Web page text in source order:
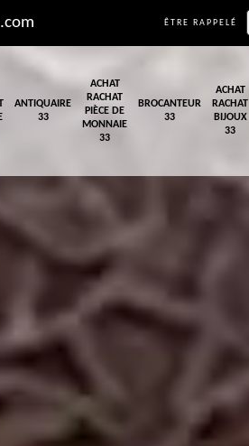
ÊTRE RAPPELÉ
ANTIQUAIRE
33
ACHAT
RACHAT
PIÈCE DE
MONNAIE
33
BROCANTEUR
33
ACHAT
RACHAT
BIJOUX
33